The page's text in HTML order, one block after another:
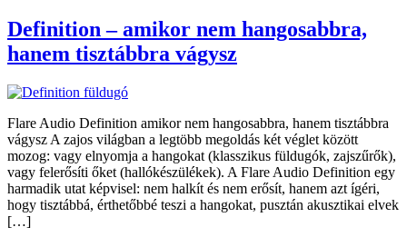
Definition – amikor nem hangosabbra,
hanem tisztábbra vágysz
Flare Audio Definition amikor nem hangosabbra, hanem tisztábbra
vágysz A zajos világban a legtöbb megoldás két véglet között
mozog: vagy elnyomja a hangokat (klasszikus füldugók, zajszűrők),
vagy felerősíti őket (hallókészülékek). A Flare Audio Definition egy
harmadik utat képvisel: nem halkít és nem erősít, hanem azt ígéri,
hogy tisztábbá, érthetőbbé teszi a hangokat, pusztán akusztikai elvek
[…]